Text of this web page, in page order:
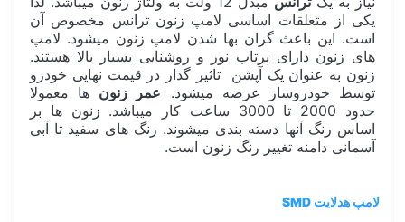
یکی از متعلقات اساسی لامپ زنون ترانس مخصوص آن
است. این باعث گران بها شدن لامپ زنون میشود. لامپ
های زنون دارای پرتاب نور و روشنایی بسیار بالا هستند.
زنون به عنوان یک آپشن تاثیر گذار در قیمت نهایی خودرو
توسط خودروساز عرضه میشود. عمر زنون ها معمولا
حدود 2000 تا 3000 ساعت کار میباشد. زنون ها بر
اساس رنگ آنها دسته بندی میشوند. رنگ های سفید تا آبی
آسمانی دامنه تغییر رنگ زنون است.
لامپ هدلایت SMD